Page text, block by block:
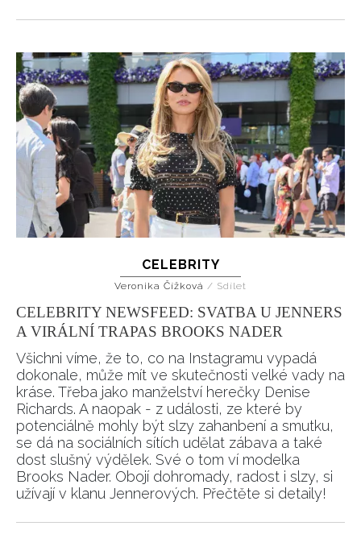
CELEBRITY
Veronika Čížková / Sdílet
CELEBRITY NEWSFEED: SVATBA U JENNERS
A VIRÁLNÍ TRAPAS BROOKS NADER
Všichni víme, že to, co na Instagramu vypadá
dokonale, může mít ve skutečnosti velké vady na
kráse. Třeba jako manželství herečky Denise
Richards. A naopak - z události, ze které by
potenciálně mohly být slzy zahanbení a smutku,
se dá na sociálních sítích udělat zábava a také
dost slušný výdělek. Své o tom ví modelka
Brooks Nader. Obojí dohromady, radost i slzy, si
užívají v klanu Jennerových. Přečtěte si detaily!